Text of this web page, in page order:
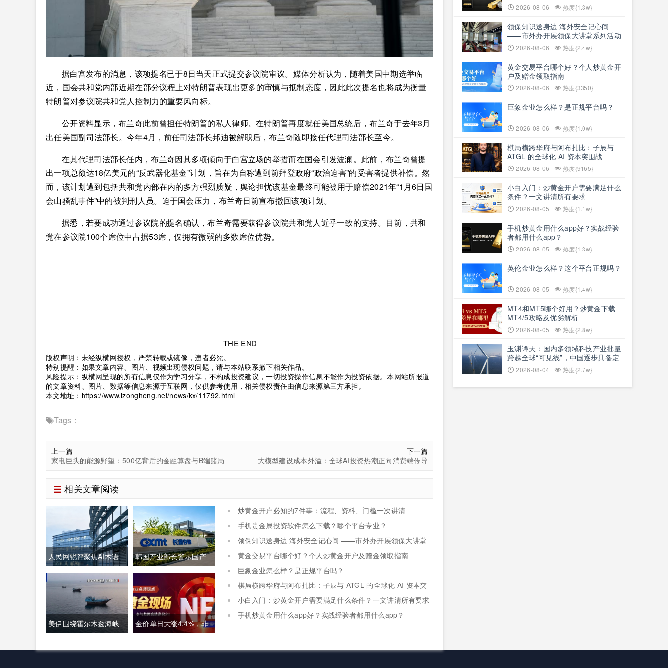
据白宫发布的消息，该项提名已于8日当天正式提交参议院审议。媒体分析认为，随着美国中期选举临
近，国会共和党内部近期在部分议程上对特朗普表现出更多的审慎与抵制态度，因此此次提名也将成为衡量
特朗普对参议院共和党人控制力的重要风向标。
公开资料显示，布兰奇此前曾担任特朗普的私人律师。在特朗普再度就任美国总统后，布兰奇于去年3月
出任美国副司法部长。今年4月，前任司法部长邦迪被解职后，布兰奇随即接任代理司法部长至今。
在其代理司法部长任内，布兰奇因其多项倾向于白宫立场的举措而在国会引发波澜。此前，布兰奇曾提
出一项总额达18亿美元的“反武器化基金”计划，旨在为自称遭到前拜登政府“政治迫害”的受害者提供补偿。然
而，该计划遭到包括共和党内部在内的多方强烈质疑，舆论担忧该基金最终可能被用于赔偿2021年“1月6日国
会山骚乱事件”中的被判刑人员。迫于国会压力，布兰奇日前宣布撤回该项计划。
据悉，若要成功通过参议院的提名确认，布兰奇需要获得参议院共和党人近乎一致的支持。目前，共和
党在参议院100个席位中占据53席，仅拥有微弱的多数席位优势。
THE END
版权声明：未经纵横网授权，严禁转载或镜像，违者必究。
特别提醒：如果文章内容、图片、视频出现侵权问题，请与本站联系撤下相关作品。
风险提示：纵横网呈现的所有信息仅作为学习分享，不构成投资建议，一切投资操作信息不能作为投资依据。本网站所报道
的文章资料、图片、数据等信息来源于互联网，仅供参考使用，相关侵权责任由信息来源第三方承担。
本文地址： https://www.izongheng.net/news/kx/11792.html
Tags：
上一篇
家电巨头的能源野望：500亿背后的金融算盘与B端赌局
下一篇
大模型建设成本外溢：全球AI投资热潮正向消费端传导
相关文章阅读
人民网锐评聚焦AI术语
本土化：夯实中文科技
话语体系关乎全球科技
话语权争夺
韩国产业部长警示国产
存储龙头面临追赶压
力，忌惮国内大举布局
半导体，呼吁加码本土
资本投入避免优势流失
美伊围绕霍尔木兹海峡
金价单日大涨4.4%，非
炒黄金开户必知的7件事：流程、资料、门槛一次讲清
手机贵金属投资软件怎么下载？哪个平台专业？
领保知识送身边 海外安全记心间 ——市外办开展领保大讲堂
系列活动
黄金交易平台哪个好？个人炒黄金开户及赠金领取指南
巨象金业怎么样？是正规平台吗？
棋局横跨华府与阿布扎比：子辰与 ATGL 的全球化 AI 资本突
围战
小白入门：炒黄金开户需要满足什么条件？一文讲清所有要求
手机炒黄金用什么app好？实战经验者都用什么app？
2026-08-06 热度{1.3w}
领保知识送身边 海外安全记心间
——市外办开展领保大讲堂系列活动
2026-08-06 热度{2.4w}
黄金交易平台哪个好？个人炒黄金开
户及赠金领取指南
2026-08-06 热度{3350}
巨象金业怎么样？是正规平台吗？
2026-08-06 热度{1.0w}
棋局横跨华府与阿布扎比：子辰与
ATGL 的全球化 AI 资本突围战
2026-08-06 热度{9165}
小白入门：炒黄金开户需要满足什么
条件？一文讲清所有要求
2026-08-05 热度{1.1w}
手机炒黄金用什么app好？实战经验
者都用什么app？
2026-08-05 热度{1.3w}
英伦金业怎么样？这个平台正规吗？
2026-08-05 热度{1.4w}
MT4和MT5哪个好用？炒黄金下载
MT4/5攻略及优劣解析
2026-08-05 热度{2.8w}
玉渊谭天：国内多领域科技产业批量
跨越全球“可见线”，中国逐步具备定
义全球新产品与产业方向的能力
2026-08-04 热度{2.7w}